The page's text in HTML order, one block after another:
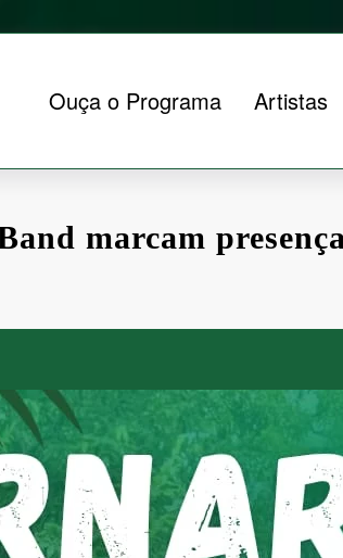
Ouça o Programa Artistas
marcam